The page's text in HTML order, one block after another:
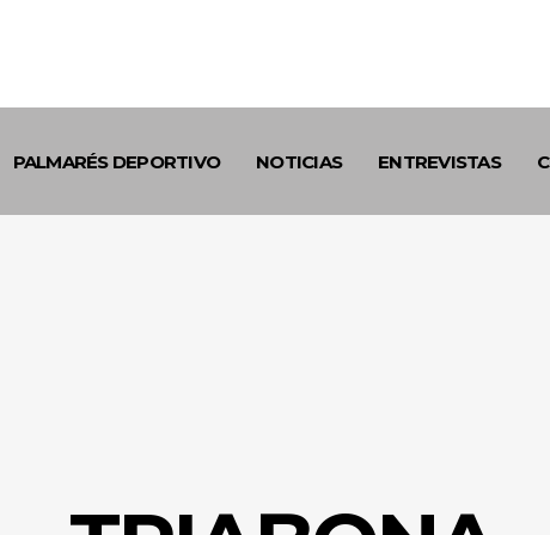
PALMARÉS DEPORTIVO NOTICIAS ENTREVISTAS